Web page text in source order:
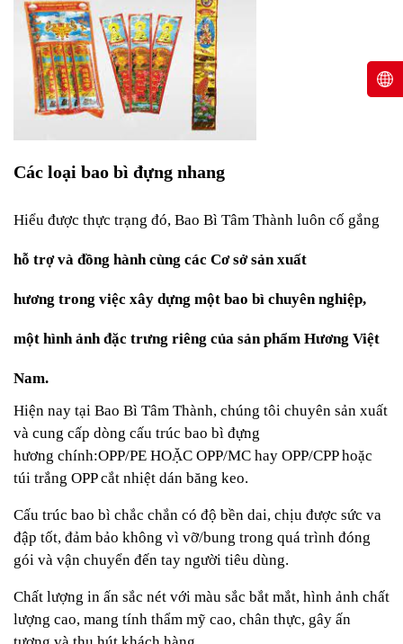
Các loại bao bì đựng nhang
Hiểu được thực trạng đó, Bao Bì Tâm Thành luôn cố gắng
hỗ trợ và đồng hành cùng các Cơ sở sản xuất
hương trong việc xây dựng một bao bì chuyên nghiệp,
một hình ảnh đặc trưng riêng của sản phẩm Hương Việt
Nam.
Hiện nay tại Bao Bì Tâm Thành, chúng tôi chuyên sản xuất
và cung cấp dòng cấu trúc bao bì đựng
hương chính:OPP/PE HOẶC OPP/MC hay OPP/CPP hoặc
túi trắng OPP cắt nhiệt dán băng keo.
Cấu trúc bao bì chắc chắn có độ bền dai, chịu được sức va
đập tốt, đảm bảo không vì vỡ/bung trong quá trình đóng
gói và vận chuyển đến tay người tiêu dùng.
Chất lượng in ấn sắc nét với màu sắc bắt mắt, hình ảnh chất
lượng cao, mang tính thẩm mỹ cao, chân thực, gây ấn